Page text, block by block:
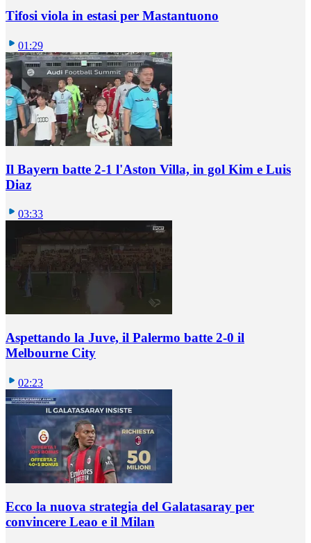
Tifosi viola in estasi per Mastantuono
01:29
Il Bayern batte 2-1 l'Aston Villa, in gol Kim e Luis
Diaz
03:33
Aspettando la Juve, il Palermo batte 2-0 il
Melbourne City
02:23
Ecco la nuova strategia del Galatasaray per
convincere Leao e il Milan